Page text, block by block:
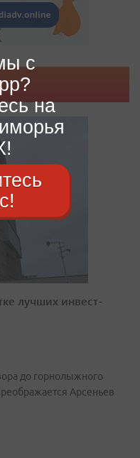
лучших инвест-
до горнолыжного
Арсеньев
с
на